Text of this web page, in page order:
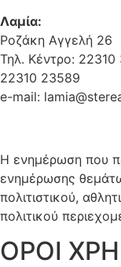
Λαμία:
Ροζάκη Αγγελή 26
Τηλ. Κέντρο: 22310
22310 23589
e-mail:
Η ενημέρωση που
ενημέρωσης
πολιτιστικού,
πολιτικού
ΟΡΟΙ